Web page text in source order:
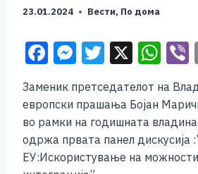
23.01.2024 Вести, По дома
F
c
e
b
o
M
ss
e
n
g
T
tt
er
X W
h
at
s
A
p
Заменик претседателот на
европски прашања Бојан
во рамки на годишната
одржа првата панел дискусија
ЕУ:Искористување на